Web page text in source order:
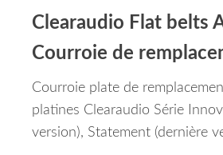
Clearaudio Flat belts
Courroie de
Courroie plate de
platines Clearaudio Série
version), Statement (dernière